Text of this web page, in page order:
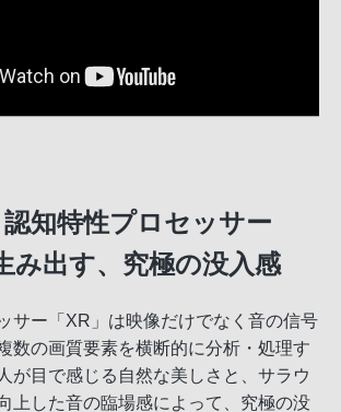
認知特性プロセッサー
み出す、究極の没入感
サー「XR」は映像だけでなく音の信号
数の画質要素を横断的に分析・処理す
が目で感じる自然な美しさと、サラウ
上した音の臨場感によって、究極の没